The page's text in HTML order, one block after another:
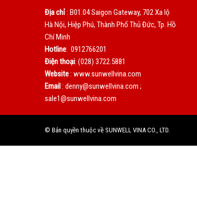
Địa chỉ: B01.04 Saigon Gateway, 702 Xa lộ
Hà Nội, Hiệp Phú, Thành Phố Thủ Đức, Tp. Hồ
Chí Minh
Hotline: 0912766201
Điện thoại: (028) 3722.5881
Website: www.sunwellvina.com
Email: denny@sunwellvina.com ;
sale1@sunwellvina.com
© Bản quyền thuộc về SUNWELL VINA CO., LTD.